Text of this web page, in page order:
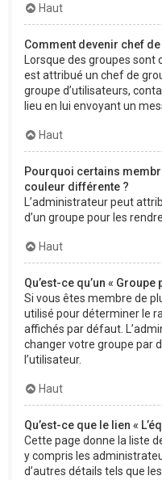
Haut
Comment devenir chef
Lorsque des groupes sont
est attribué un chef de
groupe d’utilisateurs,
lieu en lui envoyant un
Haut
Pourquoi certains
couleur différente ?
L’administrateur peut
d’un groupe pour les
Haut
Qu’est-ce qu’un « Groupe
Si vous êtes membre de
utilisé pour déterminer le
affichés par défaut.
changer votre groupe par
l’utilisateur.
Haut
Qu’est-ce que le lien «
Cette page donne la liste
y compris les
d’autres détails tels que